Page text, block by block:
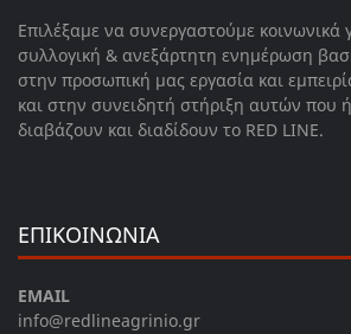
Επιλέξαμε να συνεργαστούμε κοινωνικά
συλλογική & ανεξάρτητη ενημέρωση
στην προσωπική μας εργασία και
και στην συνειδητή στήριξη αυτών που
διαβάζουν και διαδίδουν το RED LINE.
ΕΠΙΚΟΙΝΩΝΙΑ
EMAIL
info@redlineagrinio.gr